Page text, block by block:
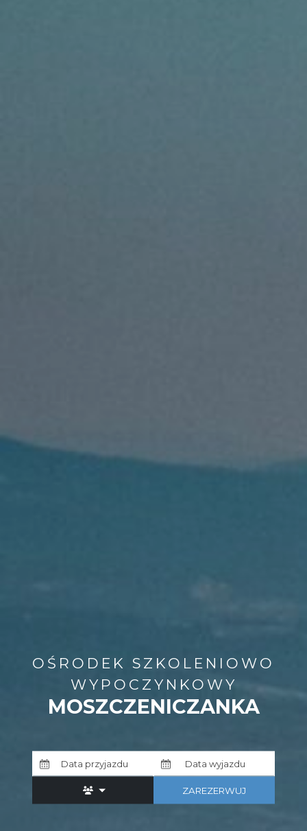
OŚRODEK SZKOLENIOWO
WYPOCZYNKOWY
MOSZCZENICZANKA
ZAREZERWUJ